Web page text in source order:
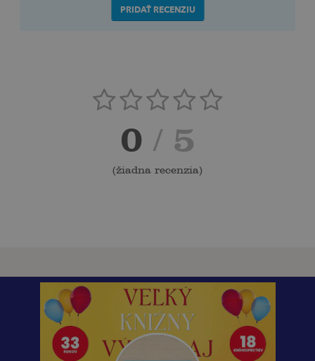
PRIDAŤ RECENZIU
0 / 5
(žiadna recenzia)